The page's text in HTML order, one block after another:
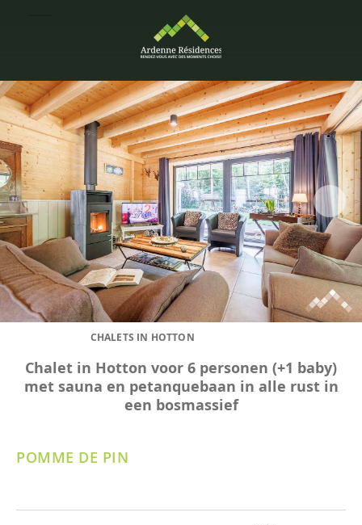
CHALETS IN HOTTON
Chalet in Hotton voor 6 personen (+1 baby)
met sauna en petanquebaan in alle rust in
een bosmassief
POMME DE PIN